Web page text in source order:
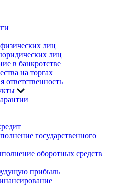
лиц
юридических лиц
в банкротстве
на торгах
ответственность
государственного
оборотных средств
прибыль